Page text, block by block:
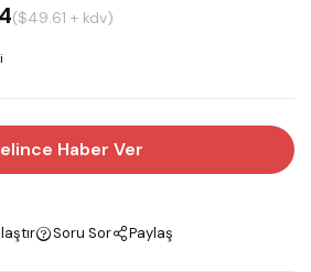
($49.61 + kdv)
Haber Ver
Soru Sor Paylaş